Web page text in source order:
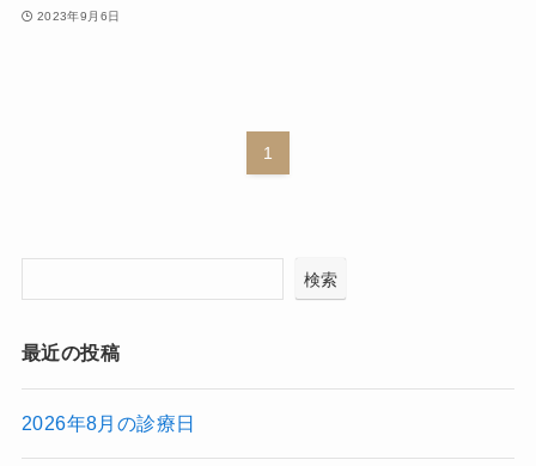
2023年9月6日
1
検索
最近の投稿
2026年8月の診療日